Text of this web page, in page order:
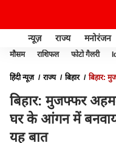
न्यूज़ राज्य मनोरंजन
मौसम राशिफल फोटो गैलरी
हिंदी न्यूज़ राज्य बिहार
बिहार:
बिहार: मुजफ्फर
घर के आंगन में
यह बात